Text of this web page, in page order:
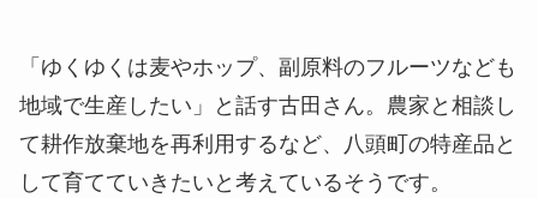
「ゆくゆくは麦やホップ、副原料のフルーツなども
地域で生産したい」と話す古田さん。農家と相談し
て耕作放棄地を再利用するなど、八頭町の特産品と
して育てていきたいと考えているそうです。